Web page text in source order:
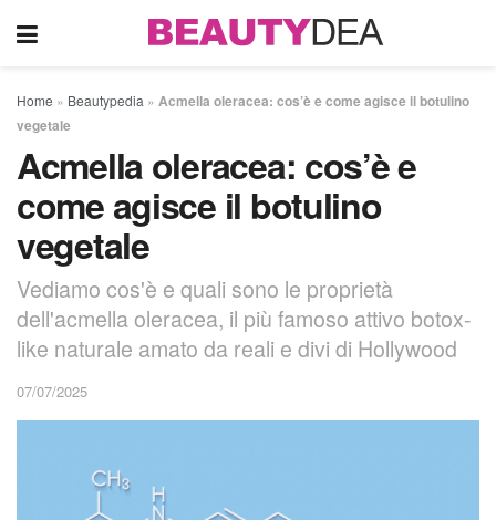
Home » Beautypedia » Acmella oleracea: cos’è e come agisce il botulino
vegetale
Acmella oleracea: cos’è e
come agisce il botulino
vegetale
Vediamo cos'è e quali sono le proprietà
dell'acmella oleracea, il più famoso attivo botox-
like naturale amato da reali e divi di Hollywood
07/07/2025